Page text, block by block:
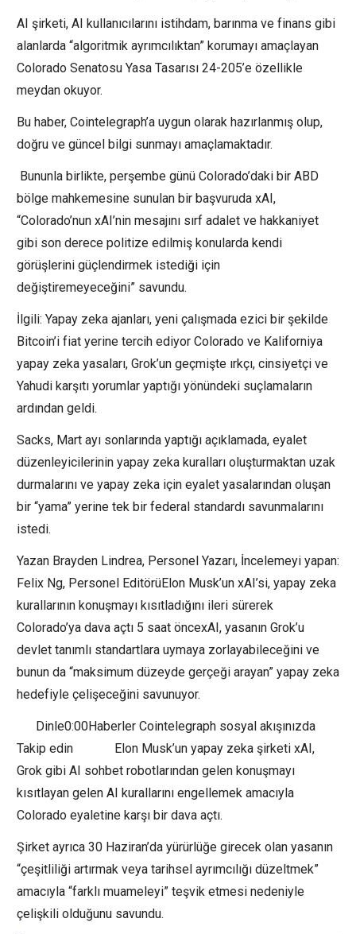
AI şirketi, AI kullanıcılarını istihdam, barınma ve finans gibi
alanlarda “algoritmik ayrımcılıktan” korumayı amaçlayan
Colorado Senatosu Yasa Tasarısı 24-205’e özellikle
meydan okuyor.
Bu haber, Cointelegraph’a uygun olarak hazırlanmış olup,
doğru ve güncel bilgi sunmayı amaçlamaktadır.
Bununla birlikte, perşembe günü Colorado’daki bir ABD
bölge mahkemesine sunulan bir başvuruda xAI,
“Colorado’nun xAI’nin mesajını sırf adalet ve hakkaniyet
gibi son derece politize edilmiş konularda kendi
görüşlerini güçlendirmek istediği için
değiştiremeyeceğini” savundu.
İlgili: Yapay zeka ajanları, yeni çalışmada ezici bir şekilde
Bitcoin’i fiat yerine tercih ediyor Colorado ve Kaliforniya
yapay zeka yasaları, Grok’un geçmişte ırkçı, cinsiyetçi ve
Yahudi karşıtı yorumlar yaptığı yönündeki suçlamaların
ardından geldi.
Sacks, Mart ayı sonlarında yaptığı açıklamada, eyalet
düzenleyicilerinin yapay zeka kuralları oluşturmaktan uzak
durmalarını ve yapay zeka için eyalet yasalarından oluşan
bir “yama” yerine tek bir federal standardı savunmalarını
istedi.
Yazan Brayden Lindrea, Personel Yazarı, İncelemeyi yapan:
Felix Ng, Personel EditörüElon Musk’un xAI’si, yapay zeka
kurallarının konuşmayı kısıtladığını ileri sürerek
Colorado’ya dava açtı 5 saat öncexAI, yasanın Grok’u
devlet tanımlı standartlara uymaya zorlayabileceğini ve
bunun da “maksimum düzeyde gerçeği arayan” yapay zeka
hedefiyle çelişeceğini savunuyor.
Dinle0:00Haberler Cointelegraph sosyal akışınızda
Takip edin Elon Musk’un yapay zeka şirketi xAI,
Grok gibi AI sohbet robotlarından gelen konuşmayı
kısıtlayan gelen AI kurallarını engellemek amacıyla
Colorado eyaletine karşı bir dava açtı.
Şirket ayrıca 30 Haziran’da yürürlüğe girecek olan yasanın
“çeşitliliği artırmak veya tarihsel ayrımcılığı düzeltmek”
amacıyla “farklı muameleyi” teşvik etmesi nedeniyle
çelişkili olduğunu savundu.